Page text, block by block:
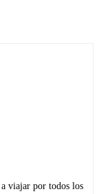
viajar por todos los